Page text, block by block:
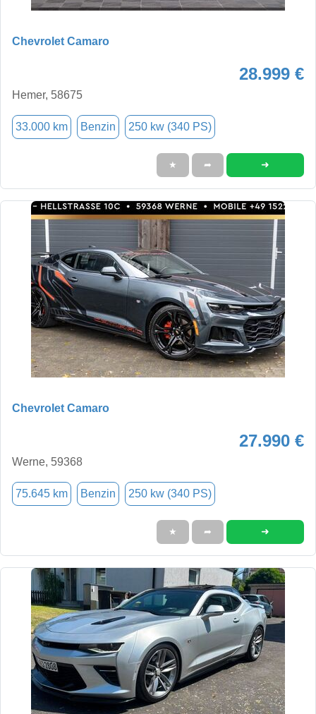
Chevrolet Camaro
28.999 €
Hemer, 58675
33.000 km Benzin 250 kw (340 PS)
★ ➦ ➜
Chevrolet Camaro
27.990 €
Werne, 59368
75.645 km Benzin 250 kw (340 PS)
★ ➦ ➜